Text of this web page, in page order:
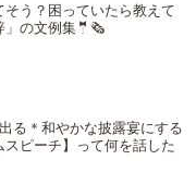
う？困っていたら教えて
」の文例集🤵🗞️
る＊和やかな披露宴にする
スピーチ】って何を話した